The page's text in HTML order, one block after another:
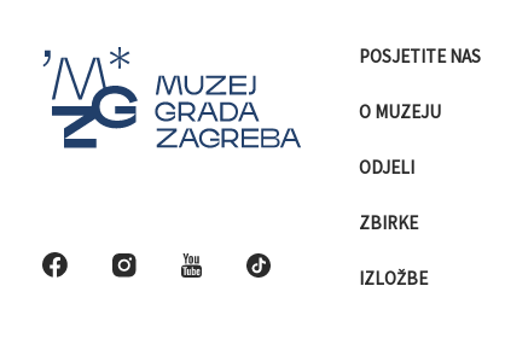
POSJETITE NAS
O MUZEJU
ODJELI
ZBIRKE
IZLOŽBE